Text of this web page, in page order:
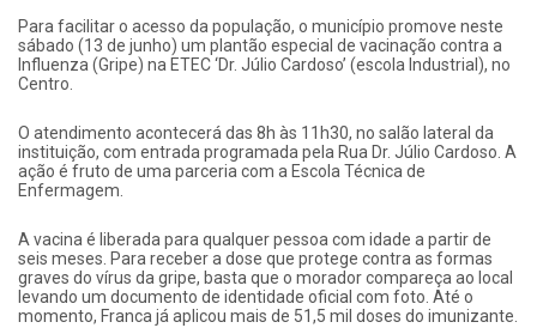
Para facilitar o acesso da população, o município promove neste
sábado (13 de junho) um plantão especial de vacinação contra a
Influenza (Gripe) na ETEC ‘Dr. Júlio Cardoso’ (escola Industrial), no
Centro.
O atendimento acontecerá das 8h às 11h30, no salão lateral da
instituição, com entrada programada pela Rua Dr. Júlio Cardoso. A
ação é fruto de uma parceria com a Escola Técnica de
Enfermagem.
A vacina é liberada para qualquer pessoa com idade a partir de
seis meses. Para receber a dose que protege contra as formas
graves do vírus da gripe, basta que o morador compareça ao local
levando um documento de identidade oficial com foto. Até o
momento, Franca já aplicou mais de 51,5 mil doses do imunizante.